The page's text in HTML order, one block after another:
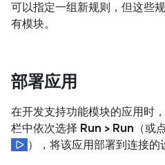
可以指定一组新规则，但这些
有模块。
部署应用
在开发支持功能模块的应用时
栏中依次选择 Run > Run （或
），将该应用部署到连接的